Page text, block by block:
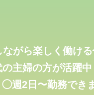
がら楽しく働ける
主婦の方が活躍中
◯週2日〜勤務でき